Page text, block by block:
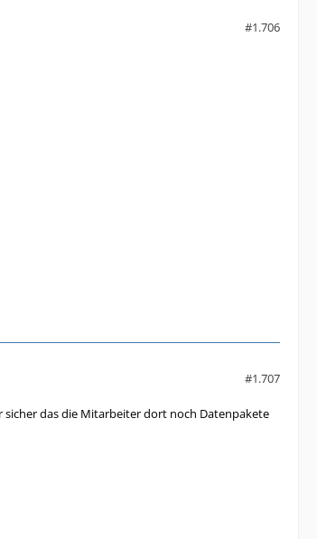
#1.706
#1.707
das die Mitarbeiter dort noch Datenpakete